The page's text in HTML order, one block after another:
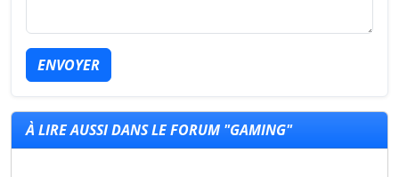
ENVOYER
À LIRE AUSSI DANS LE FORUM "GAMING"